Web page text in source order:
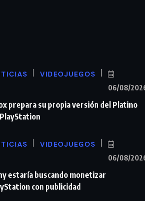
VIDEOJUEGOS
06/08/
prepara su propia versión del Platino
VIDEOJUEGOS
06/08/
estaría buscando monetizar
con publicidad